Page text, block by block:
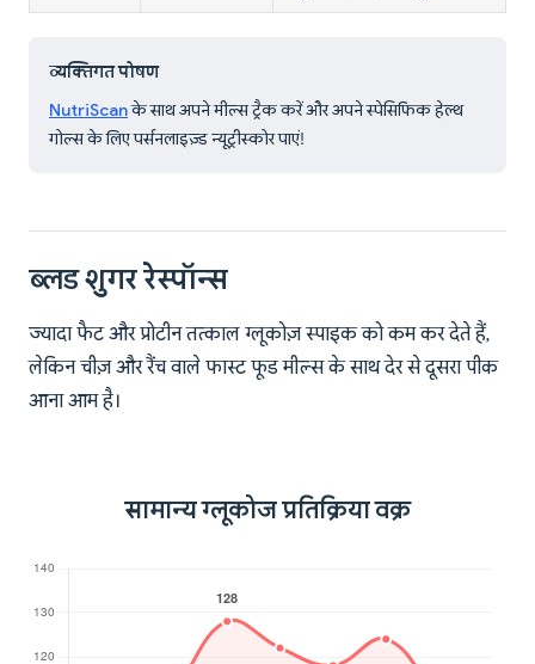
व्यक्तिगत पोषण
NutriScanके साथ अपने मील्स ट्रैक करें और अपने स्पेसिफिक हेल्थ
गोल्स के लिए पर्सनलाइज़्ड न्यूट्रीस्कोर पाएं!
ब्लड शुगर रेस्पॉन्स
ज्यादा फैट और प्रोटीन तत्काल ग्लूकोज़ स्पाइक को कम कर देते हैं,
लेकिन चीज़ और रैंच वाले फास्ट फूड मील्स के साथ देर से दूसरा पीक
आना आम है।
सामान्य ग्लूकोज प्रतिक्रिया वक्र